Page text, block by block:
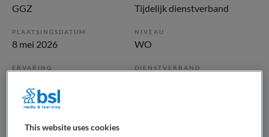
GGZ Tijdelijk dienstverband
PLAATSINGSDATUM
8 mei 2026
NIVEAU
WO
ERVARING DIENSTVERBAND
Vacature niet beschikbaar
This website uses cookies